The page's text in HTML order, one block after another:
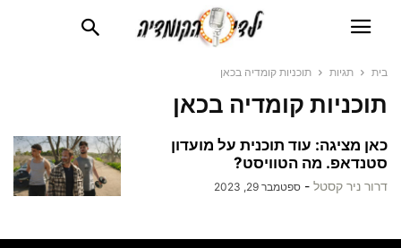
בית תגיות תוכניות קומדיה בכאן
תוכניות קומדיה בכאן
כאן מציגה: עוד תוכנית על מועדון
סטנדאפ. מה הטוויסט?
דרור ניר קסטל - ספטמבר 29, 2023